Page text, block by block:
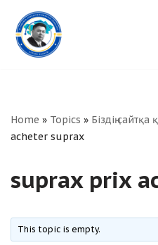
Skip
to
Home » Topics » Біздің сайтқа
acheter suprax
suprax prix
This topic is empty.